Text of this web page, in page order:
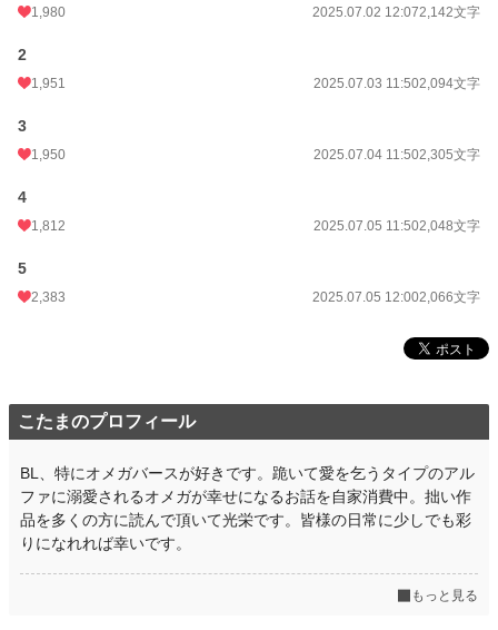
初回完結日時
週間ポイント
月間ポイント
年間ポイント
累計ポイント
1,980 2025.07.02 12:072,142文字
2
1,951 2025.07.03 11:502,094文字
3
1,950 2025.07.04 11:502,305文字
4
1,812 2025.07.05 11:502,048文字
5
2,383 2025.07.05 12:002,066文字
こたまのプロフィール
BL、特にオメガバースが好きです。跪いて愛を乞うタイプのアル
ファに溺愛されるオメガが幸せになるお話を自家消費中。拙い作
品を多くの方に読んで頂いて光栄です。皆様の日常に少しでも彩
りになれれば幸いです。
もっと見る